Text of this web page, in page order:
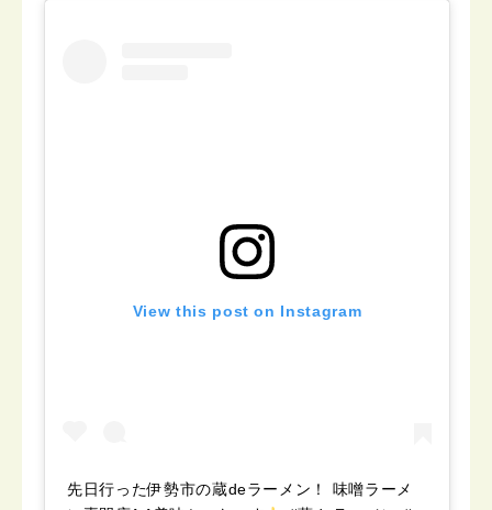
View this post on Instagram
先日行った伊勢市の蔵deラーメン！ 味噌ラーメ